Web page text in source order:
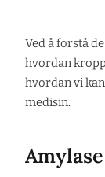
Ved å forstå
hvordan
hvordan vi
medisin.